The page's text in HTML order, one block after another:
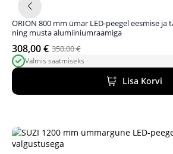
ORION 800 mm ümar LED-peegel eesmise ja
ning musta alumiiniumraamiga
350,00€
Algne
hind
oli:
350,00 €.
308,00€
Praegune
hind
on:
308,00 €.
Valmis saatmiseks
Lisa Korvi